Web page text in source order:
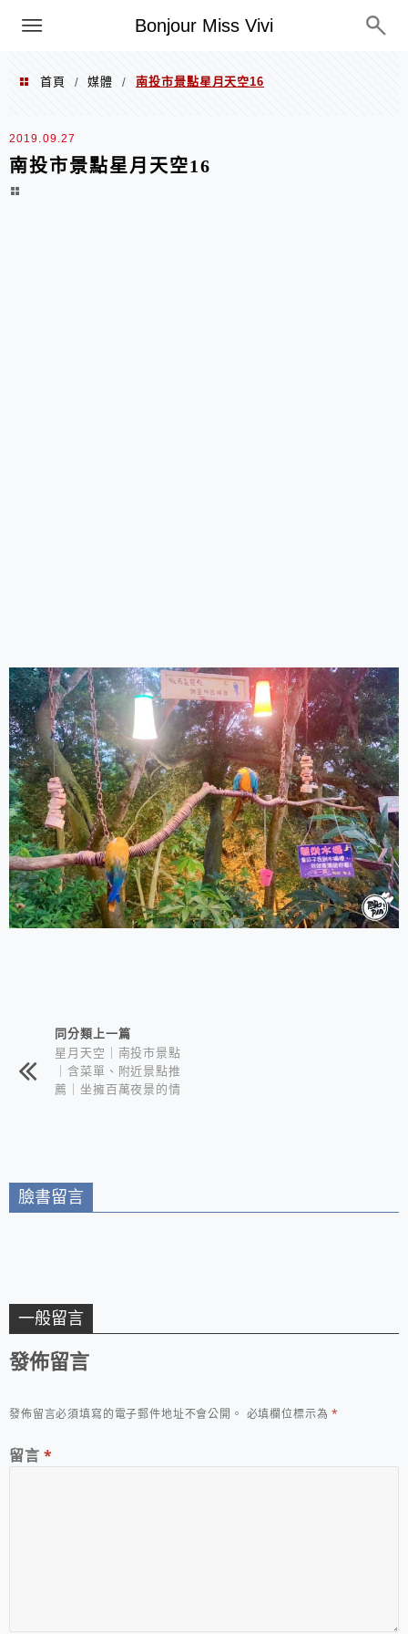
Bonjour Miss Vivi
選單
首頁 / 媒體 / 南投市景點星月天空16
2019.09.27
南投市景點星月天空16
相連文章同分類上一篇
星月天空｜南投市景點
｜含菜單、附近景點推
薦｜坐擁百萬夜景的情
臉書留言
一般留言
發佈留言
發佈留言必須填寫的電子郵件地址不會公開。 必填欄位標示為*
留言 *